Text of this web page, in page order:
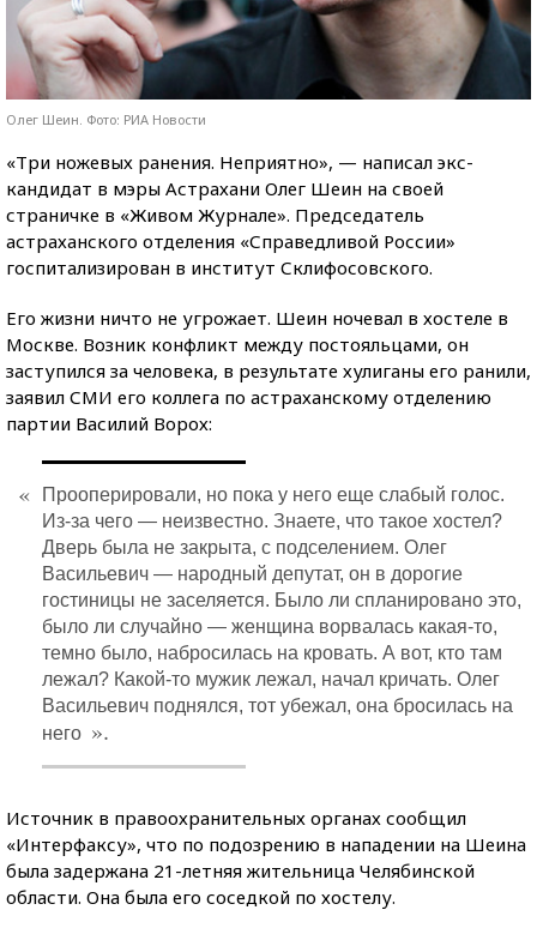
Олег Шеин. Фото: РИА Новости
«Три ножевых ранения. Неприятно», — написал экс-
кандидат в мэры Астрахани Олег Шеин на своей
страничке в «Живом Журнале». Председатель
астраханского отделения «Справедливой России»
госпитализирован в институт Склифосовского.
Его жизни ничто не угрожает. Шеин ночевал в хостеле в
Москве. Возник конфликт между постояльцами, он
заступился за человека, в результате хулиганы его ранили,
заявил СМИ его коллега по астраханскому отделению
партии Василий Ворох:
«
Прооперировали, но пока у него еще слабый голос.
Из-за чего — неизвестно. Знаете, что такое хостел?
Дверь была не закрыта, с подселением. Олег
Васильевич — народный депутат, он в дорогие
гостиницы не заселяется. Было ли спланировано это,
было ли случайно — женщина ворвалась какая-то,
темно было, набросилась на кровать. А вот, кто там
лежал? Какой-то мужик лежал, начал кричать. Олег
Васильевич поднялся, тот убежал, она бросилась на
него ».
Источник в правоохранительных органах сообщил
«Интерфаксу», что по подозрению в нападении на Шеина
была задержана 21-летняя жительница Челябинской
области. Она была его соседкой по хостелу.